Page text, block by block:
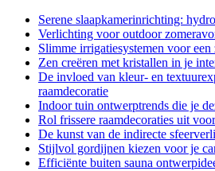
Serene slaapkamerinrichting:
Verlichting voor outdoor
Slimme irrigatiesystemen voor
Zen creëren met kristallen in je
De invloed van kleur- en
raamdecoratie
Indoor tuin ontwerptrends die je
Rol frissere raamdecoraties uit
De kunst van de indirecte
Stijlvol gordijnen kiezen voor je
Efficiënte buiten sauna